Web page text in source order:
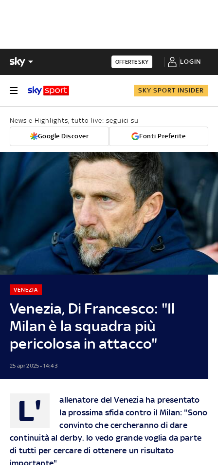
OFFERTE SKY LOGIN
SKY SPORT INSIDER
News e Highlights, tutto live: seguici su
Google Discover Fonti Preferite
Venezia, Di Francesco: "Il
Milan è la squadra più
pericolosa in attacco"
VENEZIA
25 apr 2025 - 14:43
L'
allenatore del Venezia ha presentato
la prossima sfida contro il Milan: "Sono
convinto che cercheranno di dare
continuità al derby. Io vedo grande voglia da parte
di tutti per cercare di ottenere un risultato
importante"